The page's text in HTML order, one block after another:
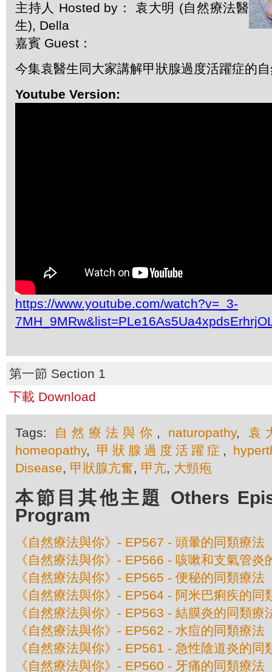
主持人 Hosted by： 袁大明 (自然療法醫
生), Della
嘉賓 Guest：
今集袁醫生同大家講解甲狀腺過度活躍症的
Youtube Version:
https://www.youtube.com/watch?v=_3-
第一節 Section 1
下載 Download
Tags: 自然療法與你 , naturopathy, 袁
homeopathy, 甲狀腺過度活躍症 ,
Disease, 甲狀腺亢奮, 甲亢, 大頸疱
本節目其他主題 Others
Program
《自然療法與你》- EP567 - 頭暈的同類療法
《自然療法與你》- EP566 - 咳嗽和支氣管炎
《自然療法與你》- EP565 - 便秘的同類療法
《自然療法與你》- EP564 - 阿米巴痢疾的同
《自然療法與你》- EP563 - 結膜炎的同類療
《自然療法與你》- EP562 - 水痘的同類療法
《自然療法與你》- EP561 - 急性陰道炎的同
《自然療法與你》- EP560 - 牙痛的同類療法